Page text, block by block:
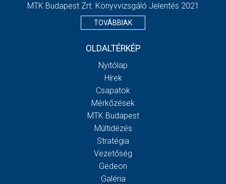
MTK Budapest Zrt. Könyvvizsgáló Jelentés 2021
TOVÁBBIAK
OLDALTÉRKÉP
Nyitólap
Hírek
Csapatok
Mérkőzések
MTK Budapest
Múltidézés
Stratégia
Vezetőség
Gedeon
Galéria